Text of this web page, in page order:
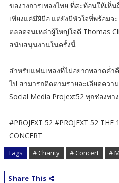
ของวงการเพลงไทย ที่สะท้อนให้เห็
เพียงแค่มีฝีมือ แต่ยังมีหัวใจที่พร้อมจ
ตลอดจนเหล่าผู้ใหญ่ใจดี Thomas
สนับสนุนงานในครั้งนี้
สำหรับแฟนเพลงที่ไม่อยากพลาดค่ำ
ไป สามารถติดตามรายละเอียดควา
Social Media Projext52 ทุกช่องทาง
#​PROJEXT 52 #PROJEXT 52 THE
CONCERT
Tags # Charity # Concert #
Share This